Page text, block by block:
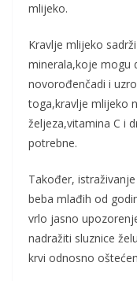
mlijeko.
Kravlje mlijeko
minerala,koje mogu
novorođenčadi i
toga,kravlje mlijeko
željeza,vitamina C i
potrebne.
Također,
beba mlađih od
vrlo jasno
nadražiti sluznice
krvi odnosno